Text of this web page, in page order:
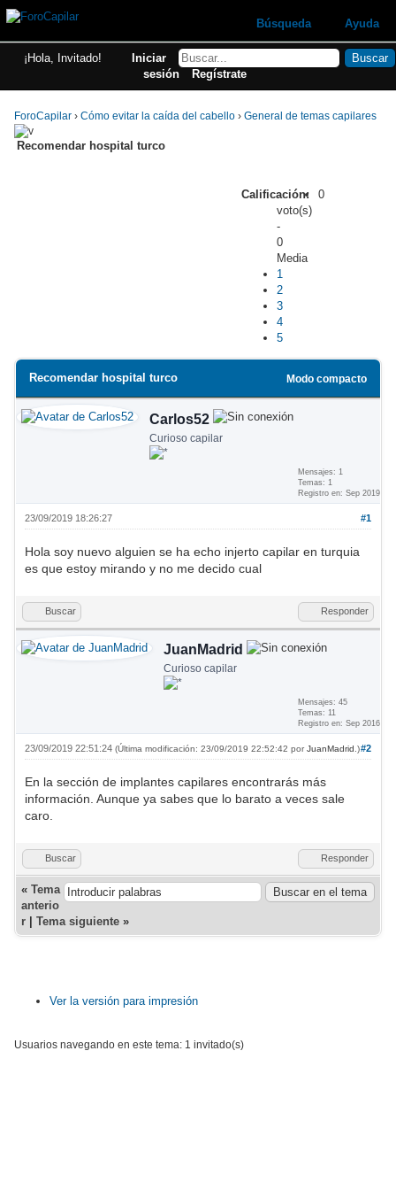
Búsqueda Ayuda
¡Hola, Invitado!
Iniciar
sesión
Regístrate
ForoCapilar ›Cómo evitar la caída del cabello ›General de temas capilares
Recomendar hospital turco
Calificación:
0
voto(s)
-
0
Media
1
2
3
4
5
Modo compacto
Recomendar hospital turco
Carlos52
Curioso capilar
Mensajes: 1
Temas: 1
Registro en: Sep 2019
#1
23/09/2019 18:26:27
Hola soy nuevo alguien se ha echo injerto capilar en turquia
es que estoy mirando y no me decido cual
Buscar Responder
JuanMadrid
Curioso capilar
Mensajes: 45
Temas: 11
Registro en: Sep 2016
#2
23/09/2019 22:51:24(Última modificación: 23/09/2019 22:52:42 porJuanMadrid .)
En la sección de implantes capilares encontrarás más
información. Aunque ya sabes que lo barato a veces sale
caro.
Buscar Responder
«Tema
anterio
r |Tema siguiente »
Ver la versión para impresión
Usuarios navegando en este tema: 1 invitado(s)